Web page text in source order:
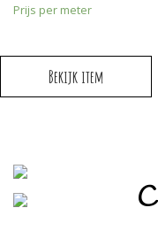
Prijs per meter
Bekijk item